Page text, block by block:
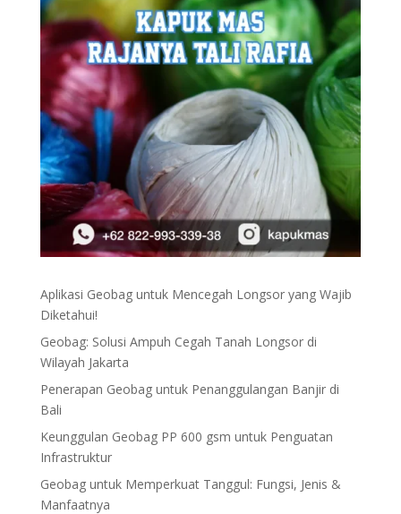
Aplikasi Geobag untuk Mencegah Longsor yang Wajib
Diketahui!
Geobag: Solusi Ampuh Cegah Tanah Longsor di
Wilayah Jakarta
Penerapan Geobag untuk Penanggulangan Banjir di
Bali
Keunggulan Geobag PP 600 gsm untuk Penguatan
Infrastruktur
Geobag untuk Memperkuat Tanggul: Fungsi, Jenis &
Manfaatnya